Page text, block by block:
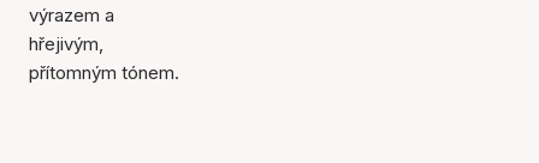
výrazem a
hřejivým,
přítomným tónem.